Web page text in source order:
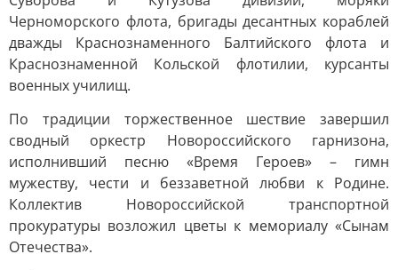
Черноморского флота, бригады десантных кораблей
дважды Краснознаменного Балтийского флота и
Краснознаменной Кольской флотилии, курсанты
военных училищ.
По традиции торжественное шествие завершил
сводный оркестр Новороссийского гарнизона,
исполнивший песню «Время Героев» – гимн
мужеству, чести и беззаветной любви к Родине.
Коллектив Новороссийской транспортной
прокуратуры возложил цветы к мемориалу «Сынам
Отечества».